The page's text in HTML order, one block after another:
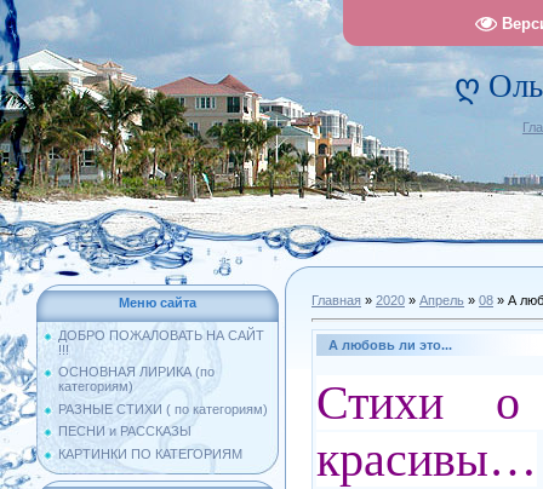
ღ
Меню сайта
ДОБРО ПОЖАЛОВАТЬ НА САЙТ
!!!
ОСНОВНАЯ ЛИРИКА (по
категориям)
РАЗНЫЕ СТИХИ ( по категориям)
ПЕСНИ и РАССКАЗЫ
КАРТИНКИ ПО КАТЕГОРИЯМ
Главная » 2020 » Апрель » 08 » А
А любовь ли это...
Стихи о
красивы…